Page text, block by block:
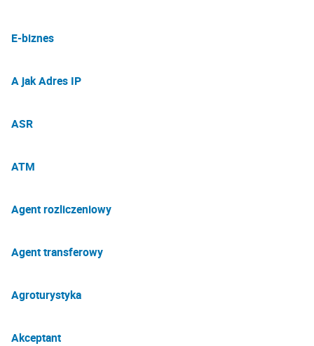
E-biznes
A jak Adres IP
ASR
ATM
Agent rozliczeniowy
Agent transferowy
Agroturystyka
Akceptant